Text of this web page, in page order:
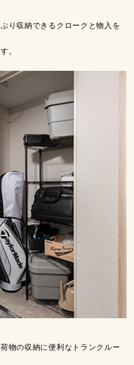
り収納できるクロークと物入を
。
物の収納に便利なトランクルー